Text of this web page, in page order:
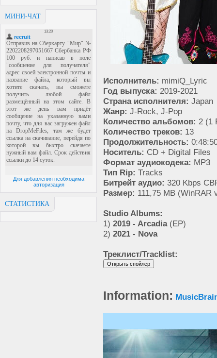
МИНИ-ЧАТ
Для добавления необходима
авторизация
СТАТИСТИКА
Исполнитель: mimiQ_Lyric
Год выпуска: 2019-2021
Страна исполнителя: Japan
Жанр: J-Rock, J-Pop
Количество альбомов: 2 (1
Количество треков: 13
Продолжительность:
Носитель: CD + Digital Files
Формат аудиокодека: MP3
Тип Rip: Tracks
Битрейт аудио: 320 Kbps
Размер: 111,75 MB (WinRAR
Studio Albums:
1) 2019 - Arcadia(EP)
2) 2021 - Nova
Треклист/Tracklist:
Information: